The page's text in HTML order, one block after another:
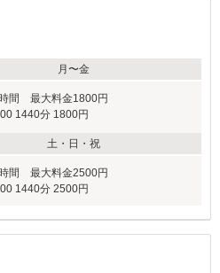
月〜金
間 最大料金1800円
1440分 1800円
土・日・祝
間 最大料金2500円
1440分 2500円